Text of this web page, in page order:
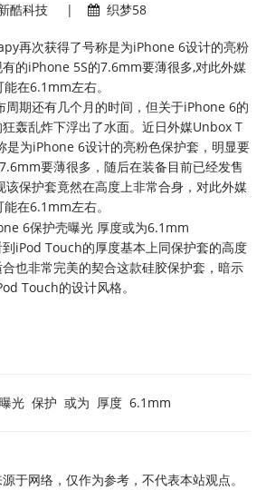
酷科技 | 织梦58
再次获得了号称是为iPhone 6设计的亮粉
的iPhone 5S的7.6mm要薄很多,对此外媒
在6.1mm左右。
周期还有几个月的时间，但关于iPhone 6的
轰乱炸下浮出了水面。近日外媒Unbox T
是为iPhone 6设计的亮粉色保护套，明显要
要薄很多，随后在装备目前已经发售
保护套竟然在高度上非常合身，对此外媒
在6.1mm左右。
iPod Touch的厚度基本上同保护套的高度
也非常完美的契合这款硅胶保护套，暗示
Touch的设计风格。
曝光 保护 或为 厚度 6.1mm
源于网络，仅作为参考，不代表本站观点。